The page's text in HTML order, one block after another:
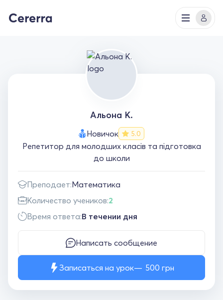
Альона К.
Новичок 5.0
Репетитор для молодших класів та підготовка
до школи
Преподает:Математика
Количество учеников:2
Время ответа:В течении дня
Написать сообщение
Записаться на урок 500 грн